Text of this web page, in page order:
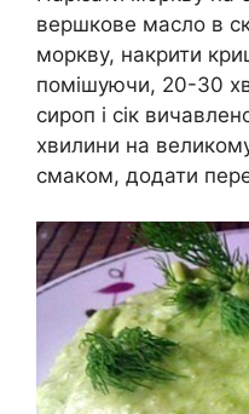
вершкове масло в
моркву, накрити
помішуючи, 20-30
сироп і сік
хвилини на
смаком, додати